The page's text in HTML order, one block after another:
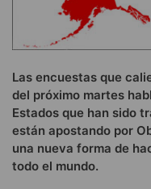
Las encuestas que
del próximo martes
Estados que han sido
están apostando por
una nueva forma de
todo el mundo.